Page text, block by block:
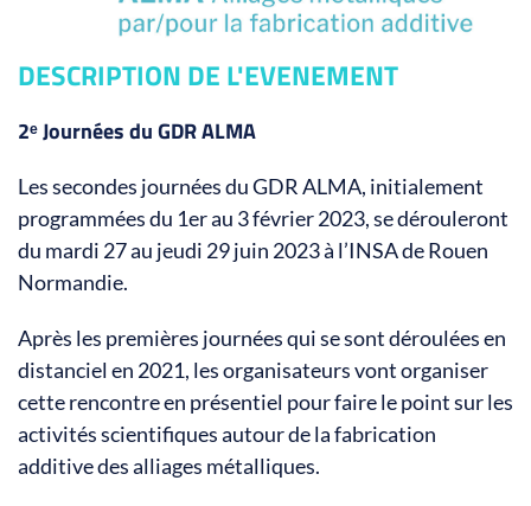
DESCRIPTION DE L'EVENEMENT
2ᵉ Journées du GDR ALMA
Les secondes journées du GDR ALMA, initialement
programmées du 1er au 3 février 2023, se dérouleront
du mardi 27 au jeudi 29 juin 2023 à l’INSA de Rouen
Normandie.
Après les premières journées qui se sont déroulées en
distanciel en 2021, les organisateurs vont organiser
cette rencontre en présentiel pour faire le point sur les
activités scientifiques autour de la fabrication
additive des alliages métalliques.